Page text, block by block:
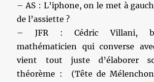
– AS : L’iphone, on le met à
de l’assiette ?
– JFR : Cédric Villani,
mathématicien qui converse
vient tout juste d’élaborer
théorème : (Tête de